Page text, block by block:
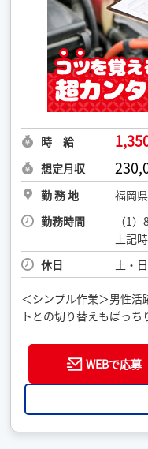
時 給
想定月収
勤 務 地
福岡
勤務時間
（1
上記
休日
土・日
＜シンプル作業＞男性
トとの切り替えもばっ
WEBで応募